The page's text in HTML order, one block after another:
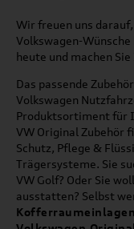
Wir freuen uns
Volkswagen-
heute und machen
Das passende
Volkswagen
Produktsortiment für
VW Original Zubehör
Schutz, Pflege &
Trägersysteme. Sie
VW Golf? Oder Sie
ausstatten? Selbst
Kofferraumeinlagen